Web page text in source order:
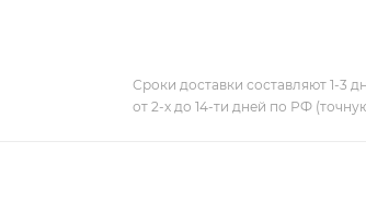
Сроки доставки составляют 1-3
от 2-х до 14-ти дней по РФ